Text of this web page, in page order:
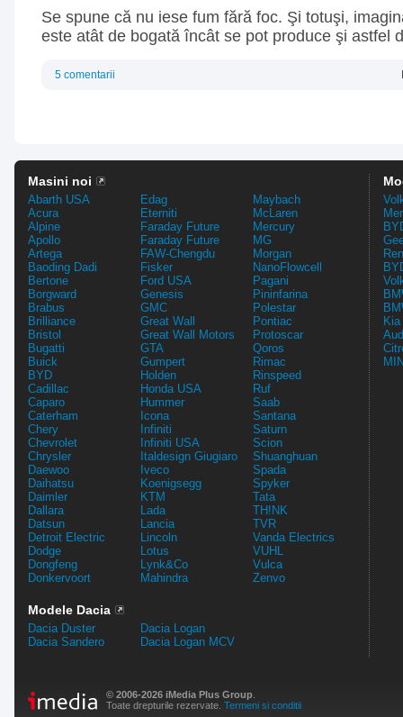
Se spune că nu iese fum fără foc. Şi totuşi,
este atât de bogată încât se pot produce şi astfel
5 comentarii
Masini noi
Abarth USA
Acura
Alpine
Apollo
Artega
Baoding Dadi
Bertone
Borgward
Brabus
Brilliance
Bristol
Bugatti
Buick
BYD
Cadillac
Caparo
Caterham
Chery
Chevrolet
Chrysler
Daewoo
Daihatsu
Daimler
Dallara
Datsun
Detroit Electric
Dodge
Dongfeng
Donkervoort
Edag
Eterniti
Faraday Future
Faraday Future
FAW-Chengdu
Fisker
Ford USA
Genesis
GMC
Great Wall
Great Wall Motors
GTA
Gumpert
Holden
Honda USA
Hummer
Icona
Infiniti
Infiniti USA
Italdesign Giugiaro
Iveco
Koenigsegg
KTM
Lada
Lancia
Lincoln
Lotus
Lynk&Co
Mahindra
Maybach
McLaren
Mercury
MG
Morgan
NanoFlowcell
Pagani
Pininfarina
Polestar
Pontiac
Protoscar
Qoros
Rimac
Rinspeed
Ruf
Saab
Santana
Saturn
Scion
Shuanghuan
Spada
Spyker
Tata
TH!NK
TVR
Vanda Electrics
VUHL
Vulca
Zenvo
Modele Dacia
Dacia Duster
Dacia Sandero
Dacia Logan
Dacia Logan MCV
© 2006-2026 iMedia Plus Group
Toate drepturile rezervate. Termeni si conditii